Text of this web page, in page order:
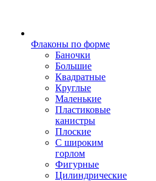
Флаконы по форме
Баночки
Большие
Квадратные
Круглые
Маленькие
Пластиковые
канистры
Плоские
С широким
горлом
Фигурные
Цилиндрические